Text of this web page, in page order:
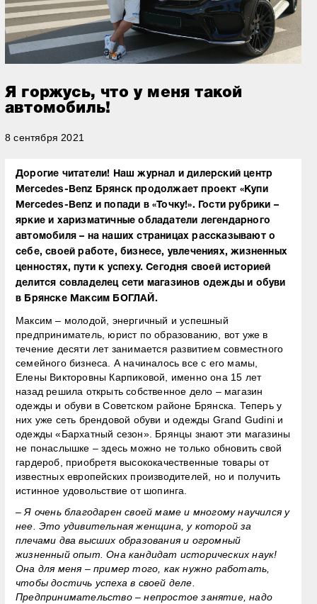
Я горжусь, что у меня такой
автомобиль!
8 сентября 2021
Дорогие читатели! Наш журнал и дилерский центр
Mercedes-Benz Брянск продолжает проект «Купи
Mercedes-Benz и попади в «Точку!». Гости рубрики –
яркие и харизматичные обладатели легендарного
автомобиля – на наших страницах рассказывают о
себе, своей работе, бизнесе, увлечениях, жизненных
ценностях, пути к успеху. Сегодня своей историей
делится совладелец сети магазинов одежды и обуви
в Брянске Максим БОГЛАЙ.
Максим – молодой, энергичный и успешный
предприниматель, юрист по образованию, вот уже в
течение десяти лет занимается развитием совместного
семейного бизнеса. А начиналось все с его мамы,
Елены Викторовны Карпиковой, именно она 15 лет
назад решила открыть собственное дело – магазин
одежды и обуви в Советском районе Брянска. Теперь у
них уже сеть брендовой обуви и одежды Grand Gudini и
одежды «Бархатный сезон». Брянцы знают эти магазины
не понаслышке – здесь можно не только обновить свой
гардероб, приобретя высококачественные товары от
известных европейских производителей, но и получить
истинное удовольствие от шопинга.
– Я очень благодарен своей маме и многому научился у
нее. Это удивительная женщина, у которой за
плечами два высших образования и огромный
жизненный опыт. Она кандидат исторических наук!
Она для меня – пример того, как нужно работать,
чтобы достичь успеха в своей деле.
Предпринимательство – непростое занятие, надо